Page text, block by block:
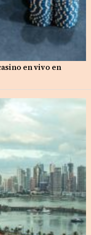
en vivo en